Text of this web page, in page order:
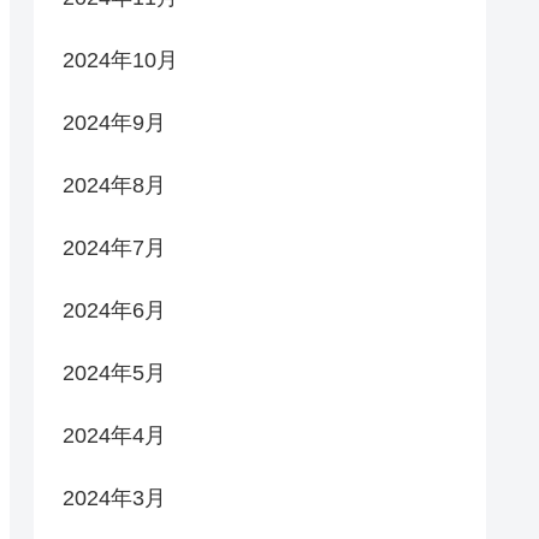
2024年10月
2024年9月
2024年8月
2024年7月
2024年6月
2024年5月
2024年4月
2024年3月